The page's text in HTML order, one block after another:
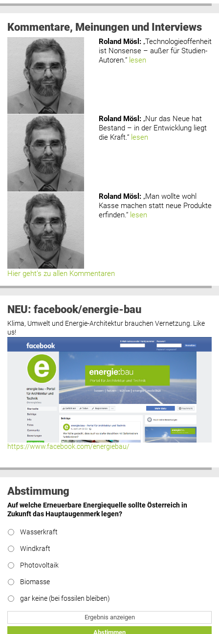
Kommentare, Meinungen und Interviews
Roland Mösl : „Technologieoffenheit
ist Nonsense – außer für Studien-
Autoren.“ lesen
Roland Mösl : „Nur das Neue hat
Bestand – in der Entwicklung liegt
die Kraft.“ lesen
Roland Mösl : „Man wollte wohl
Kasse machen statt neue Produkte
erfinden.“ lesen
Hier geht’s zu allen Kommentaren
NEU: facebook/energie-bau
Klima, Umwelt und Energie-Architektur brauchen Vernetzung. Like
us!
https://www.facebook.com/energiebau/
Abstimmung
Auf welche Erneuerbare Energiequelle sollte Österreich in
Zukunft das Hauptaugenmerk legen?
Wasserkraft
Windkraft
Photovoltaik
Biomasse
gar keine (bei fossilen bleiben)
Ergebnis anzeigen
Abstimmen